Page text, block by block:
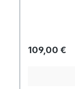
Regulärer
109,00 €